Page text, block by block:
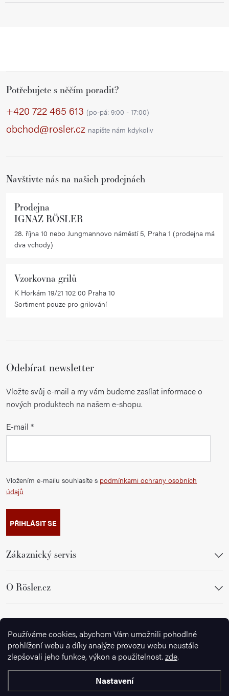
Používáme cookies, abychom Vám umožnili pohodlné
prohlížení webu a díky analýze provozu webu neustále
zlepšovali jeho funkce, výkon a použitelnost. zde.
Nastavení
Potřebujete s něčím poradit?
+420 722 465 613 (po-pá: 9:00 - 17:00)
obchod@rosler.cz napište nám kdykoliv
Navštivte nás na našich prodejnách
Prodejna
IGNAZ RÖSLER
28. října 10 nebo Jungmannovo náměstí 5, Praha 1 (prodejna má
dva vchody)
Vzorkovna grilů
K Horkám 19/21 102 00 Praha 10
Sortiment pouze pro grilování
Odebírat newsletter
Vložte svůj e-mail a my vám budeme zasílat informace o
nových produktech na našem e-shopu.
E-mail
Vložením e-mailu souhlasíte s podmínkami ochrany osobních
údajů
PŘIHLÁSIT SE
Zákaznický servis
O Rösler.cz
Sledujte nás